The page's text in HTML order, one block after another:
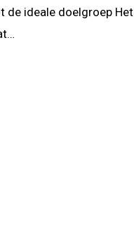
de ideale doelgroep Het